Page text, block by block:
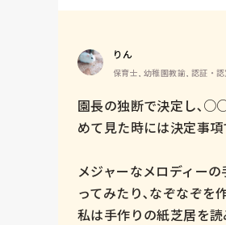
りん
保育士, 幼稚園教諭, 認証・
園長の独断で決定し､
めて見た時には決定事
メジャーなメロディー
ってみたり､なぞなぞを
私は手作りの紙芝居を